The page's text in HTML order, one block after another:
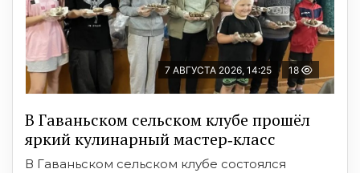
7 АВГУСТА 2026, 14:25 18
В Гаваньском сельском клубе прошёл
яркий кулинарный мастер‑класс
В Гаваньском сельском клубе состоялся